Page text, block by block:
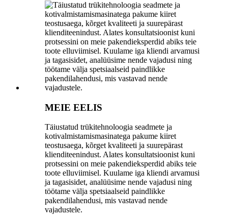
MEIE EELIS
Täiustatud trükitehnoloogia seadmete ja
kotivalmistamismasinatega pakume kiiret
teostusaega, kõrget kvaliteeti ja suurepärast
klienditeenindust. Alates konsultatsioonist kuni
protsessini on meie pakendieksperdid abiks teie
toote elluviimisel. Kuulame iga kliendi arvamusi
ja tagasisidet, analüüsime nende vajadusi ning
töötame välja spetsiaalseid paindlikke
pakendilahendusi, mis vastavad nende
vajadustele.